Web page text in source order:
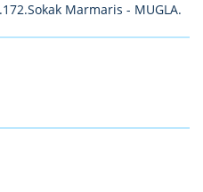
Marmaris - MUGLA.